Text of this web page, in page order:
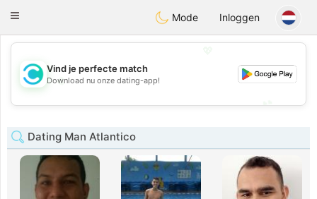
olombiaCitas
Toggle
Mode Inloggen
💖
💕
Vind je perfecte match
Download nu onze dating-app!
Dating Man Atlantico